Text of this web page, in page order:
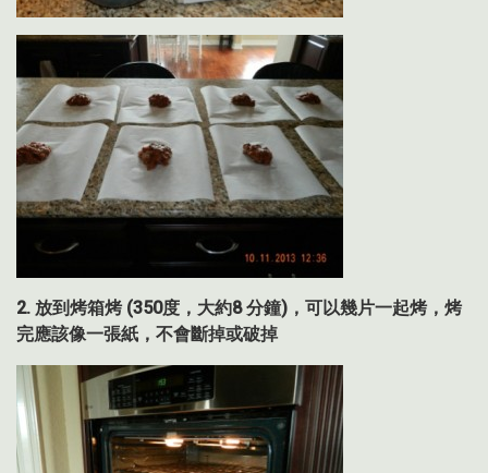
2. 放到烤箱烤(350度，大約8分鐘) ，可以幾片一起烤， 烤
完應該像一張紙，不會斷掉或破掉